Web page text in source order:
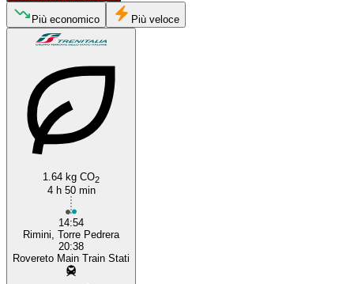
Rovereto
Più economico Più veloce
1.64 kg CO2
4 h 50 min
14:54
Rimini, Torre Pedrera
20:38
Rovereto Main Train Stati